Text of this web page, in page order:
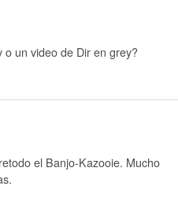
o un video de Dir en grey?
el Banjo-Kazooie. Mucho